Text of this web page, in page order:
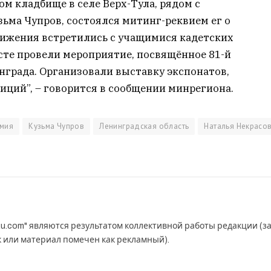
кладбище в селе Верх-Тула, рядом с
Чупров, состоялся митинг-реквием ег о
встретились с учащимися кадетских
провели мероприятие, посвящённое 81-й
Организовали выставку экспонатов,
– говорится в сообщении минрегиона.
Кузьма Чупров Ленинградская область Наталья
являются результатом коллективной работы редакции (за
или материал помечен как рекламный).